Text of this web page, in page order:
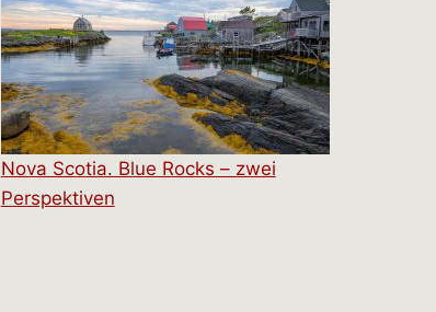
Nova Scotia. Blue Rocks – zwei
Perspektiven